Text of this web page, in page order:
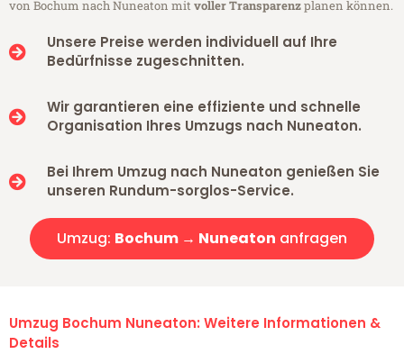
von Bochum nach Nuneaton mitvoller Transparenzplanen können.
Unsere Preise werden individuell auf Ihre
Bedürfnisse zugeschnitten.
Wir garantieren eine effiziente und schnelle
Organisation Ihres Umzugs nach Nuneaton.
Bei Ihrem Umzug nach Nuneaton genießen Sie
unseren Rundum-sorglos-Service.
Umzug: Bochum → Nuneaton anfragen
Umzug Bochum Nuneaton: Weitere Informationen &
Details